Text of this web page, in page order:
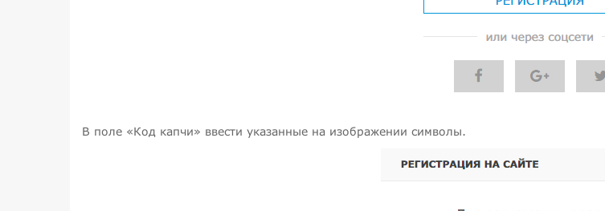
В поле «Код капчи» ввести указанные на изображении символы.